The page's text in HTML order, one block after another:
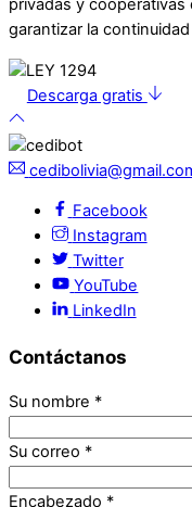
privadas y
garantizar la
Descarga gratis
Facebook
Instagram
Twitter
YouTube
LinkedIn
Contáctanos
Su nombre *
Su correo *
Encabezado *